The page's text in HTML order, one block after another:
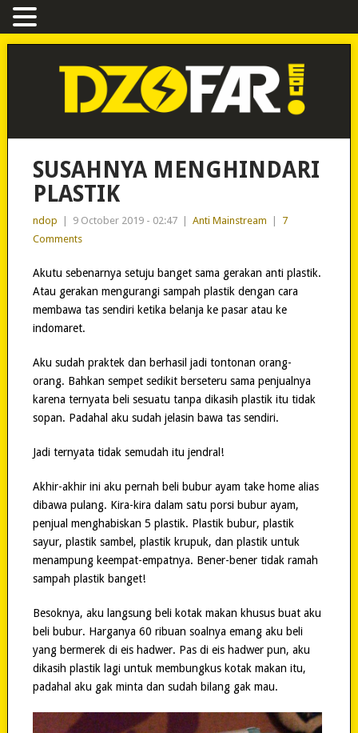
SUSAHNYA MENGHINDARI
PLASTIK
ndop 9 October 2019 - 02:47 Anti Mainstream
7
Comments
Akutu sebenarnya setuju banget sama gerakan anti plastik.
Atau gerakan mengurangi sampah plastik dengan cara
membawa tas sendiri ketika belanja ke pasar atau ke
indomaret.
Aku sudah praktek dan berhasil jadi tontonan orang-
orang. Bahkan sempet sedikit berseteru sama penjualnya
karena ternyata beli sesuatu tanpa dikasih plastik itu tidak
sopan. Padahal aku sudah jelasin bawa tas sendiri.
Jadi ternyata tidak semudah itu jendral!
Akhir-akhir ini aku pernah beli bubur ayam take home alias
dibawa pulang. Kira-kira dalam satu porsi bubur ayam,
penjual menghabiskan 5 plastik. Plastik bubur, plastik
sayur, plastik sambel, plastik krupuk, dan plastik untuk
menampung keempat-empatnya. Bener-bener tidak ramah
sampah plastik banget!
Besoknya, aku langsung beli kotak makan khusus buat aku
beli bubur. Harganya 60 ribuan soalnya emang aku beli
yang bermerek di eis hadwer. Pas di eis hadwer pun, aku
dikasih plastik lagi untuk membungkus kotak makan itu,
padahal aku gak minta dan sudah bilang gak mau.